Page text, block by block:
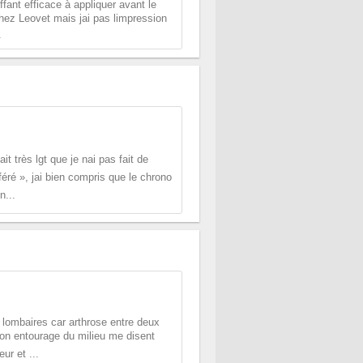
efficace à appliquer avant le
Leovet mais jai pas limpression
très lgt que je nai pas fait de
», jai bien compris que le chrono
car arthrose entre deux
entourage du milieu me disent
et ...